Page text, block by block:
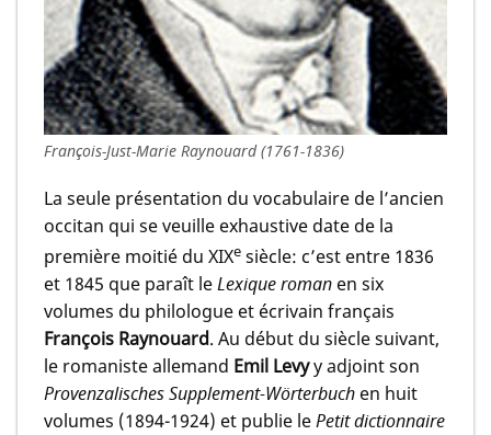
François-Just-Marie Raynouard (1761-1836)
La seule présentation du vocabulaire de l’ancien
occitan qui se veuille exhaustive date de la
première moitié du XIXe siècle: c’est entre 1836
et 1845 que paraît leLexique roman en six
volumes du philologue et écrivain français
François Raynouard. Au début du siècle suivant,
le romaniste allemand Emil Levyy adjoint son
Provenzalisches Supplement-Wörterbuch en huit
volumes (1894-1924) et publie lePetit dictionnaire